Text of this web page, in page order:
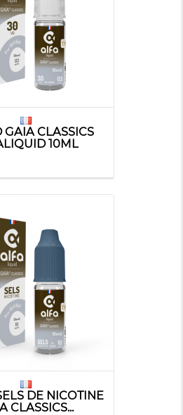
GAIA CLASSICS
10ML
DE NICOTINE
CLASSICS...